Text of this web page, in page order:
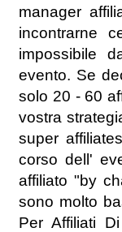
manager
incontrarne
impossibile
evento. Se
solo 20 - 60
vostra
super
corso dell'
affiliato "by
sono molto
Per Affiliati